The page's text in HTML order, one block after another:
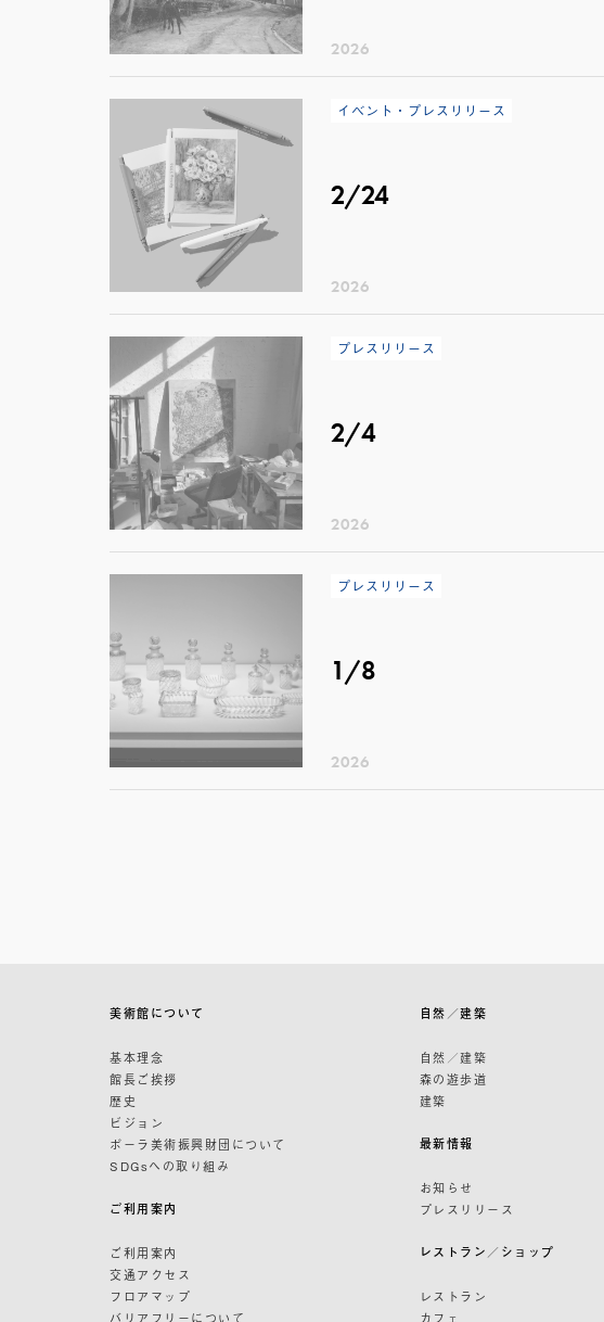
2026
イベント・プレスリリース
2/24
2026
プレスリリース
2/4
2026
プレスリリース
1/8
2026
美術館について
基本理念
館長ご挨拶
歴史
ビジョン
ポーラ美術振興財団について
SDGsへの取り組み
ご利用案内
ご利用案内
交通アクセス
フロアマップ
バリアフリーについて
自然／建築
自然／建築
森の遊歩道
建築
最新情報
お知らせ
プレスリリース
レストラン／ショップ
レストラン
カフェ